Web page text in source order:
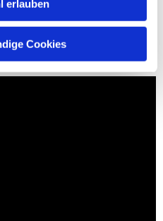
erlauben
Cookies